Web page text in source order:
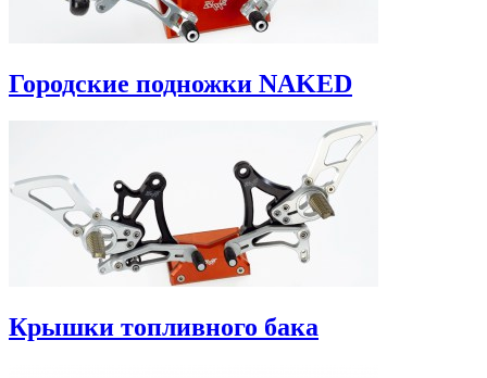
Городские подножки NAKED
Крышки топливного бака